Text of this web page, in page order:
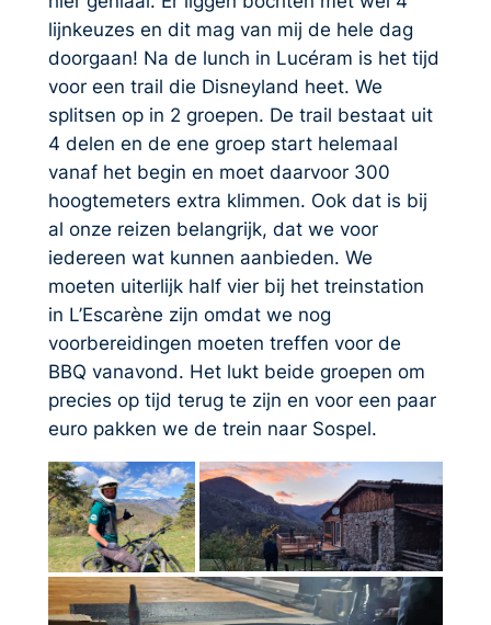
lijnkeuzes en dit mag van mij de hele dag
doorgaan! Na de lunch in Lucéram is het tijd
voor een trail die Disneyland heet. We
splitsen op in 2 groepen. De trail bestaat uit
4 delen en de ene groep start helemaal
vanaf het begin en moet daarvoor 300
hoogtemeters extra klimmen. Ook dat is bij
al onze reizen belangrijk, dat we voor
iedereen wat kunnen aanbieden. We
moeten uiterlijk half vier bij het treinstation
in L’Escarène zijn omdat we nog
voorbereidingen moeten treffen voor de
BBQ vanavond. Het lukt beide groepen om
precies op tijd terug te zijn en voor een paar
euro pakken we de trein naar Sospel.